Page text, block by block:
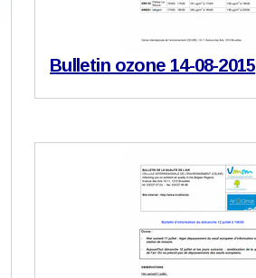
Bulletin ozone 14-08-2015